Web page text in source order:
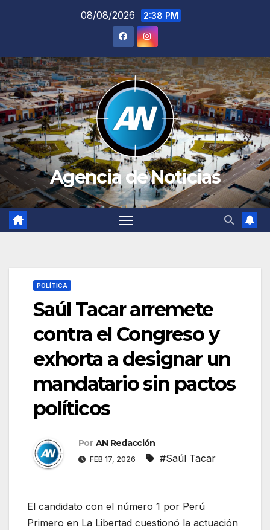
08/08/2026 2:38 PM
Agencia de Noticias
POLÍTICA
Saúl Tacar arremete
contra el Congreso y
exhorta a designar un
mandatario sin pactos
políticos
Por AN Redacción
FEB 17, 2026 #Saúl Tacar
El candidato con el número 1 por Perú
Primero en La Libertad cuestionó la actuación